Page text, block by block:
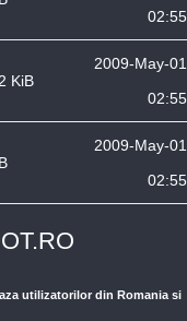
02:55
KiB
2009-May-01
02:55
2009-May-01
02:55
utilizatorilor din Romania si